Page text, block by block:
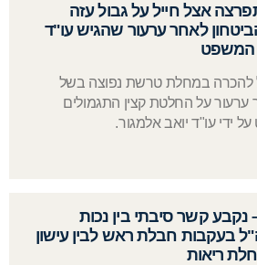
אצל חייל על גבול עזה
לאחר ערעור שהגיש עו"ד
המשפט
להכרה במחלת טרשת נפוצה בשל
ערעור על החלטת קצין התגמולים
ידי עו"ד יואב אלמגור.
נקבע קשר סיבתי בין נכות
בעקבות חבלת ראש לבין עישון
ריאות